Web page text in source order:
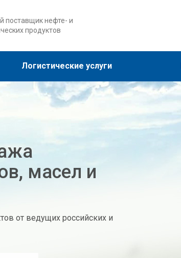
поставщик нефте- и
продуктов
Логистические услуги
масел и
от ведущих российских и